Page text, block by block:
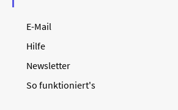
E-Mail
Hilfe
Newsletter
So funktioniert's